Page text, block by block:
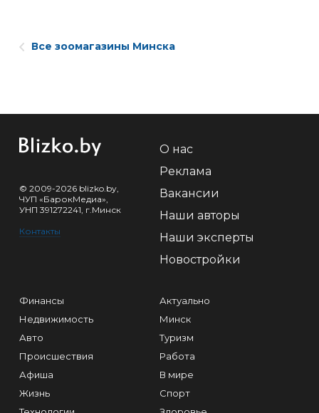
Все зоомагазины Минска
© 2009-2026 blizko.by,
ЧУП «БарокМедиа»,
УНП 391272241, г.Минск
Контакты
О нас
Реклама
Вакансии
Наши авторы
Наши эксперты
Новостройки
Финансы
Недвижимость
Авто
Происшествия
Афиша
Жизнь
Актуально
Минск
Туризм
Работа
В мире
Спорт